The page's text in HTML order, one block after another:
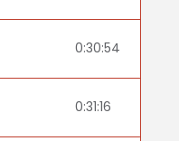
0:30:54
0:31:16